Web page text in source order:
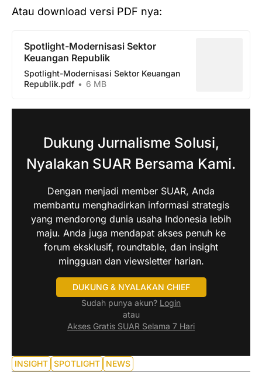
Atau download versi PDF nya:
Spotlight-Modernisasi Sektor
Keuangan Republik
Spotlight-Modernisasi Sektor Keuangan
Republik.pdf
6 MB
Dukung Jurnalisme Solusi,
Nyalakan SUAR Bersama Kami.
Dengan menjadi member SUAR, Anda
membantu menghadirkan informasi strategis
yang mendorong dunia usaha Indonesia lebih
maju. Anda juga mendapat akses penuh ke
forum eksklusif, roundtable, dan insight
mingguan dan viewsletter harian.
DUKUNG & NYALAKAN CHIEF
Sudah punya akun? Login
atau
Akses Gratis SUAR Selama 7 Hari
INSIGHT SPOTLIGHT NEWS